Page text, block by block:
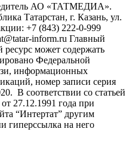
АО «ТАТМЕДИА».
Татарстан, г. Казань, ул.
+7 (843) 222-0-999
inform.ru Главный
может содержать
Федеральной
информационных
номер записи серия
В соответствии со статьей
27.12.1991 года при
“Интертат” другим
гиперссылка на него